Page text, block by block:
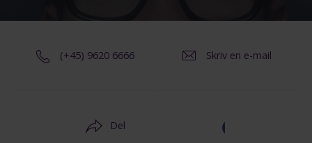
(+45) 9620 6666 Skriv en e-mail
Del